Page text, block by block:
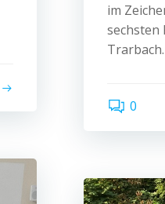
im
sechsten
0